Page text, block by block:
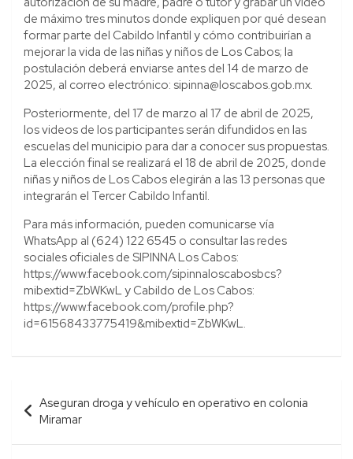
de máximo tres minutos donde expliquen por qué desean
formar parte del Cabildo Infantil y cómo contribuirían a
mejorar la vida de las niñas y niños de Los Cabos; la
postulación deberá enviarse antes del 14 de marzo de
2025, al correo electrónico: sipinna@loscabos.gob.mx.
Posteriormente, del 17 de marzo al 17 de abril de 2025,
los videos de los participantes serán difundidos en las
escuelas del municipio para dar a conocer sus propuestas.
La elección final se realizará el 18 de abril de 2025, donde
niñas y niños de Los Cabos elegirán a las 13 personas que
integrarán el Tercer Cabildo Infantil.
Para más información, pueden comunicarse vía
WhatsApp al (624) 122 6545 o consultar las redes
sociales oficiales de SIPINNA Los Cabos:
https://www.facebook.com/sipinnaloscabosbcs?
mibextid=ZbWKwL y Cabildo de Los Cabos:
https://www.facebook.com/profile.php?
id=61568433775419&mibextid=ZbWKwL.
Navegación
de
entradas
Aseguran droga y vehículo en operativo en colonia
Miramar